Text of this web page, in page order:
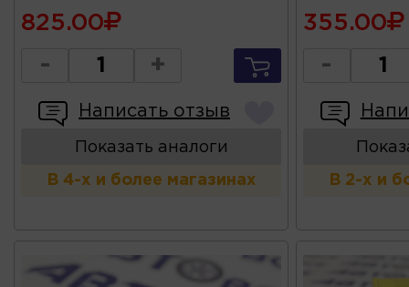
825.00
- +
Написать отзыв
Показать аналоги
В 4-х и более магазинах
355.00
-
В 2-х и